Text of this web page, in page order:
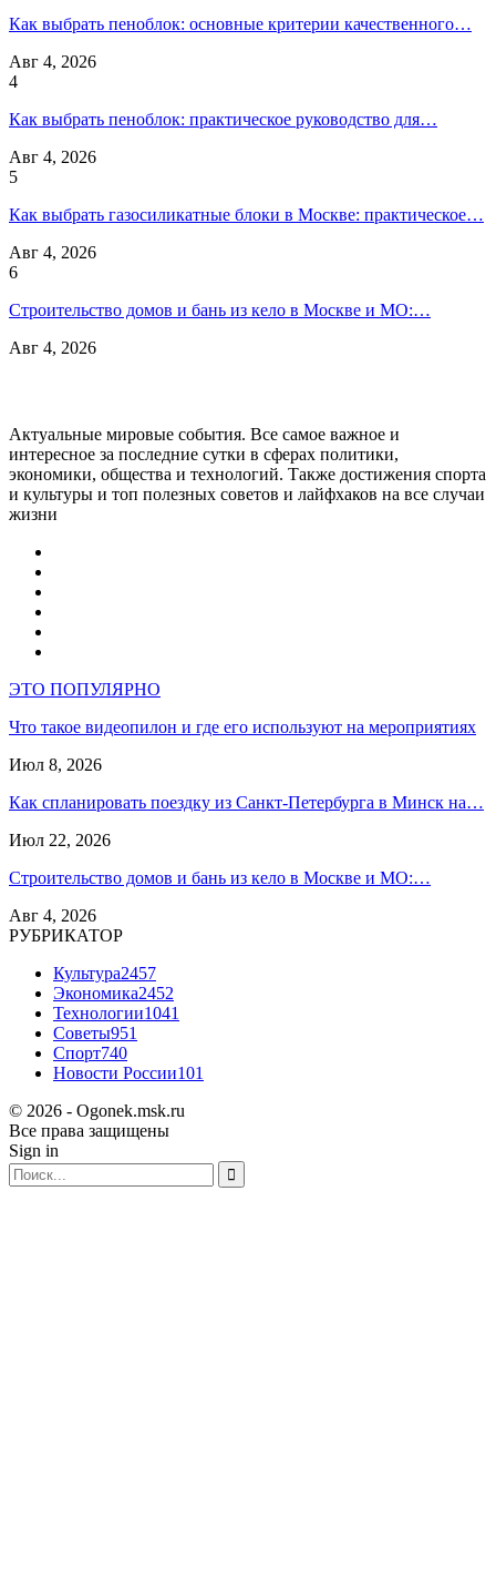
Как выбрать пеноблок: основные критерии качественного…
Авг 4, 2026
4
Как выбрать пеноблок: практическое руководство для…
Авг 4, 2026
5
Как выбрать газосиликатные блоки в Москве: практическое…
Авг 4, 2026
6
Строительство домов и бань из кело в Москве и МО:…
Авг 4, 2026
Актуальные мировые события. Все самое важное и
интересное за последние сутки в сферах политики,
экономики, общества и технологий. Также достижения спорта
и культуры и топ полезных советов и лайфхаков на все случаи
жизни
ЭТО ПОПУЛЯРНО
Что такое видеопилон и где его используют на мероприятиях
Июл 8, 2026
Как спланировать поездку из Санкт-Петербурга в Минск на…
Июл 22, 2026
Строительство домов и бань из кело в Москве и МО:…
Авг 4, 2026
РУБРИКАТОР
Культура2457
Экономика2452
Технологии1041
Советы951
Спорт740
Новости России101
© 2026 - Ogonek.msk.ru
Все права защищены
Sign in